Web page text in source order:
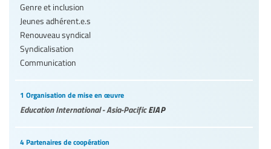
Genre et inclusion
Jeunes adhérent.e.s
Renouveau syndical
Syndicalisation
Communication
1 Organisation de mise en œuvre
Education International - Asia-PacificEIAP
4 Partenaires de coopération